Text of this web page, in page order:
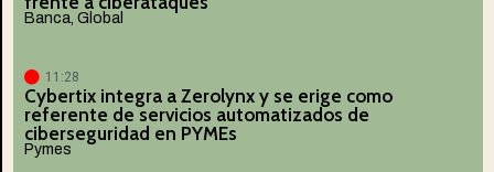
Banca, Global
11:28
Cybertix integra a Zerolynx y se erige como
referente de servicios automatizados de
ciberseguridad en PYMEs
Pymes